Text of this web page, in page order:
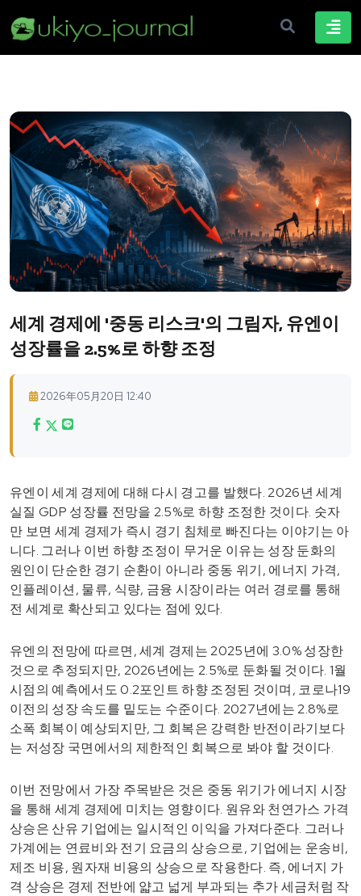
세계 경제에 '중동 리스크'의 그림자, 유엔이
성장률을 2.5%로 하향 조정
2026年05月20日 12:40
유엔이 세계 경제에 대해 다시 경고를 발했다. 2026년 세계
실질 GDP 성장률 전망을 2.5%로 하향 조정한 것이다. 숫자
만 보면 세계 경제가 즉시 경기 침체로 빠진다는 이야기는 아
니다. 그러나 이번 하향 조정이 무거운 이유는 성장 둔화의
원인이 단순한 경기 순환이 아니라 중동 위기, 에너지 가격,
인플레이션, 물류, 식량, 금융 시장이라는 여러 경로를 통해
전 세계로 확산되고 있다는 점에 있다.
유엔의 전망에 따르면, 세계 경제는 2025년에 3.0% 성장한
것으로 추정되지만, 2026년에는 2.5%로 둔화될 것이다. 1월
시점의 예측에서도 0.2포인트 하향 조정된 것이며, 코로나19
이전의 성장 속도를 밑도는 수준이다. 2027년에는 2.8%로
소폭 회복이 예상되지만, 그 회복은 강력한 반전이라기보다
는 저성장 국면에서의 제한적인 회복으로 봐야 할 것이다.
이번 전망에서 가장 주목받은 것은 중동 위기가 에너지 시장
을 통해 세계 경제에 미치는 영향이다. 원유와 천연가스 가격
상승은 산유 기업에는 일시적인 이익을 가져다준다. 그러나
가계에는 연료비와 전기 요금의 상승으로, 기업에는 운송비,
제조 비용, 원자재 비용의 상승으로 작용한다. 즉, 에너지 가
격 상승은 경제 전반에 얇고 넓게 부과되는 추가 세금처럼 작